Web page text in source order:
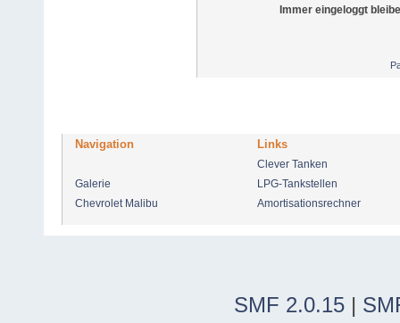
Immer eingeloggt
Navigation Links
Clever Tanken
Galerie
LPG-Tankstellen
Chevrolet Malibu
Amortisationsrechner
SMF 2.0.15 |